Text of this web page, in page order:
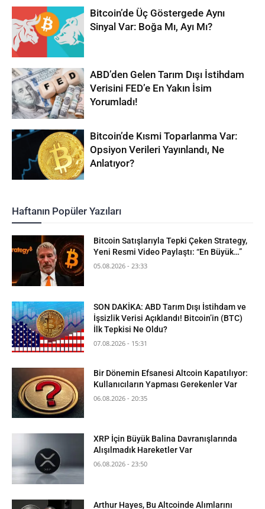
Bitcoin’de Üç Göstergede Aynı
Sinyal Var: Boğa Mı, Ayı Mı?
ABD’den Gelen Tarım Dışı İstihdam
Verisini FED’e En Yakın İsim
Yorumladı!
Bitcoin’de Kısmi Toparlanma Var:
Opsiyon Verileri Yayınlandı, Ne
Anlatıyor?
Haftanın Popüler Yazıları
Bitcoin Satışlarıyla Tepki Çeken Strategy,
Yeni Resmi Video Paylaştı: “En Büyük…”
05.08.2026 - 23:33
SON DAKİKA: ABD Tarım Dışı İstihdam ve
İşsizlik Verisi Açıklandı! Bitcoin’in (BTC)
İlk Tepkisi Ne Oldu?
07.08.2026 - 15:31
Bir Dönemin Efsanesi Altcoin Kapatılıyor:
Kullanıcıların Yapması Gerekenler Var
06.08.2026 - 20:35
XRP İçin Büyük Balina Davranışlarında
Alışılmadık Hareketler Var
06.08.2026 - 23:50
Arthur Hayes, Bu Altcoinde Alımlarını